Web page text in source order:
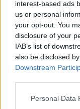
interest-based ads
us or personal
your opt-out. You
disclosure of your
IAB’s list of
also be disclosed
Downstream
Please note that
Personal Data
d’acqua
Ex governo Orbán:
Mancano quasi
statale
falsificato i
Il governo
Orbán